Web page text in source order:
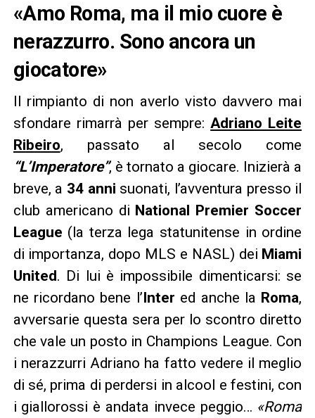
«Amo Roma, ma il mio cuore è
nerazzurro. Sono ancora un
giocatore»
Il rimpianto di non averlo visto davvero mai
sfondare rimarrà per sempre: Adriano Leite
Ribeiro, passato al secolo come
“L’Imperatore”, è tornato a giocare. Inizierà a
breve, a 34 anni suonati, l’avventura presso il
club americano di National Premier Soccer
League (la terza lega statunitense in ordine
di importanza, dopo MLS e NASL) dei Miami
United. Di lui è impossibile dimenticarsi: se
ne ricordano bene l’Inter ed anche la Roma,
avversarie questa sera per lo scontro diretto
che vale un posto in Champions League. Con
i nerazzurri Adriano ha fatto vedere il meglio
di sé, prima di perdersi in alcool e festini, con
i giallorossi è andata invece peggio… «Roma